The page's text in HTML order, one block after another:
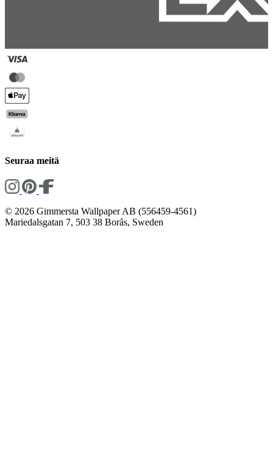
Seuraa meitä
© 2026 Gimmersta Wallpaper AB (556459-4561)
Mariedalsgatan 7, 503 38 Borås, Sweden